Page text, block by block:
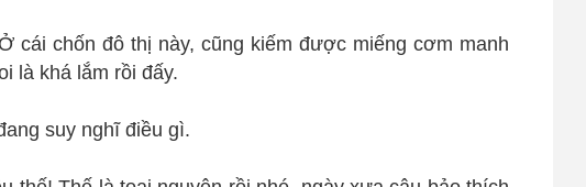
cái chốn đô thị này, cũng kiếm được miếng cơm manh
là khá lắm rồi đấy.
suy nghĩ điều gì.